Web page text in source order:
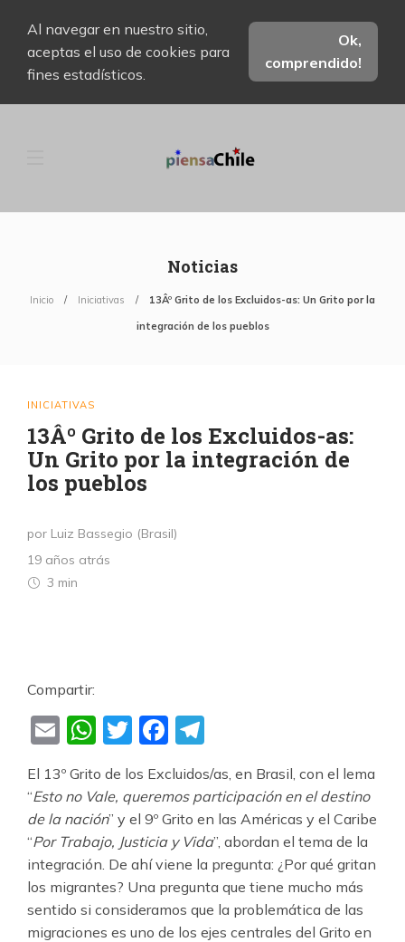
Al navegar en nuestro sitio,
aceptas el uso de cookies para
fines estadísticos.
Ok,
comprendido!
Noticias
Inicio Iniciativas 13Âº Grito de los Excluidos-as: Un Grito por la
integración de los pueblos
INICIATIVAS
13Âº Grito de los Excluidos-as:
Un Grito por la integración de
los pueblos
por Luiz Bassegio (Brasil)
19 años atrás
3 min
Compartir:
EmailWhatsApp
TwitterFacebook
El 13º Grito de los Excluidos/as, en Brasil, con el lema
“Esto no Vale, queremos participación en el destino
de la nación” y el 9º Grito en las Américas y el Caribe
“Por Trabajo, Justicia y Vida”, abordan el tema de la
integración. De ahí viene la pregunta: ¿Por qué gritan
los migrantes? Una pregunta que tiene mucho más
sentido si consideramos que la problemática de las
migraciones es uno de los ejes centrales del Grito en